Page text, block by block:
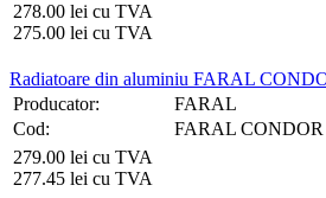
278.00 lei cu TVA
275.00 lei cu TVA
Radiatoare din aluminiu FARAL
Producator:
FARAL
Cod:
FARAL CONDOR
279.00 lei cu TVA
277.45 lei cu TVA